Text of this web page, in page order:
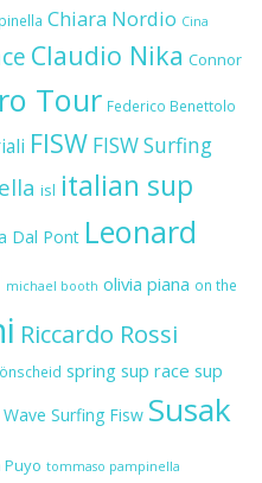
Chiara Nordio Cina
Claudio Nika Connor
Tour Federico Benettolo
FISW FISW Surfing
isl italian sup
Dal Pont Leonard
michael booth olivia piana on the
Riccardo Rossi
spring sup race sup
Wave Surfing Fisw Susak
Puyo tommaso pampinella